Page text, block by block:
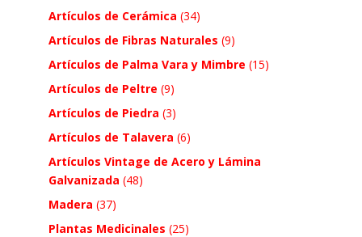
Artículos de Cerámica (34)
Artículos de Fibras Naturales (9)
Artículos de Palma Vara y Mimbre (15)
Artículos de Peltre (9)
Artículos de Piedra (3)
Artículos de Talavera (6)
Artículos Vintage de Acero y Lámina
Galvanizada (48)
Madera (37)
Plantas Medicinales (25)